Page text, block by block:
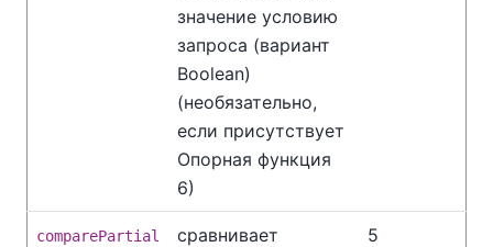
значение условию
запроса (вариант
Boolean)
(необязательно,
если присутствует
Опорная функция
6)
comparePartial
сравнивает
5